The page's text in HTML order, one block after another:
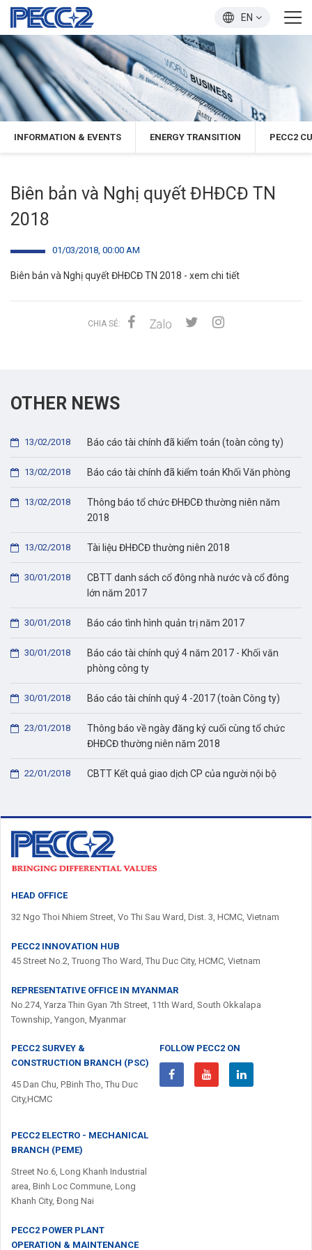
EN
INFORMATION & EVENTS ENERGY TRANSITION PECC2
Biên bản và Nghị quyết ĐHĐCĐ TN
2018
01/03/2018, 00:00 AM
Biên bản và Nghị quyết ĐHĐCĐ TN 2018 - xem chi tiết
CHIA SẺ:
OTHER NEWS
Báo cáo tài chính đã kiểm toán (toàn công ty)
13/02/2018
Báo cáo tài chính đã kiểm toán Khối Văn phòng
13/02/2018
Thông báo tổ chức ĐHĐCĐ thường niên năm
2018
13/02/2018
Tài liệu ĐHĐCĐ thường niên 2018
13/02/2018
CBTT danh sách cổ đông nhà nước và cổ đông
lớn năm 2017
30/01/2018
Báo cáo tình hình quản trị năm 2017
30/01/2018
Báo cáo tài chính quý 4 năm 2017 - Khối văn
phòng công ty
30/01/2018
Báo cáo tài chính quý 4 -2017 (toàn Công ty)
30/01/2018
Thông báo về ngày đăng ký cuối cùng tổ chức
ĐHĐCĐ thường niên năm 2018
23/01/2018
CBTT Kết quả giao dịch CP của người nội bộ
22/01/2018
HEAD OFFICE
32 Ngo Thoi Nhiem Street, Vo Thi Sau Ward, Dist. 3, HCMC, Vietnam
PECC2 INNOVATION HUB
45 Street No.2, Truong Tho Ward, Thu Duc City, HCMC, Vietnam
REPRESENTATIVE OFFICE IN MYANMAR
No.274, Yarza Thin Gyan 7th Street, 11th Ward, South Okkalapa
Township, Yangon, Myanmar
PECC2 SURVEY &
CONSTRUCTION BRANCH (PSC)
45 Dan Chu, P.Binh Tho, Thu Duc
City,HCMC
PECC2 ELECTRO - MECHANICAL
BRANCH (PEME)
Street No.6, Long Khanh Industrial
area, Binh Loc Commune, Long
Khanh City, Đong Nai
PECC2 POWER PLANT
OPERATION & MAINTENANCE
FOLLOW PECC2 ON